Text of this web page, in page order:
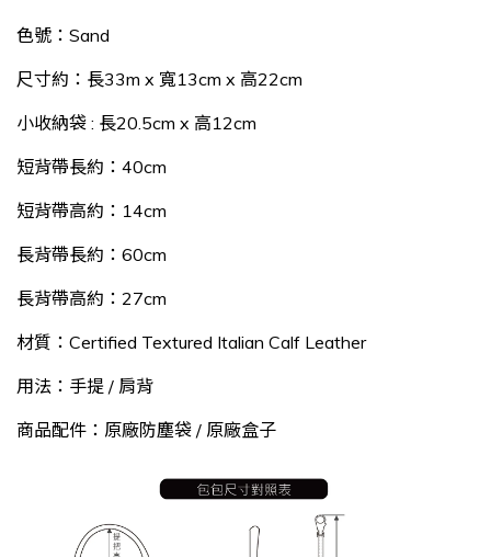
色號：Sand
尺寸約：長33m x 寬13cm x 高22cm
小收納袋 : 長20.5cm x 高12cm
短背帶長約：40cm
短背帶高約：14cm
長背帶長約：60cm
長背帶高約：27cm
材質：Certified Textured Italian Calf Leather
用法：手提 / 肩背
商品配件：原廠防塵袋 / 原廠盒子